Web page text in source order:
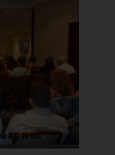
και